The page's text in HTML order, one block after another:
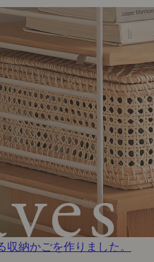
納かごを作りました。